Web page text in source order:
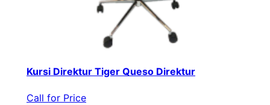
Kursi Direktur Tiger Queso Direktur
Call for Price